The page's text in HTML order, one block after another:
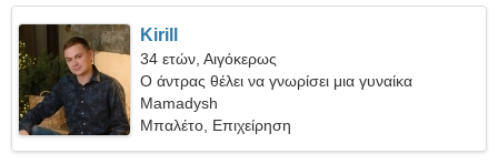
Kirill
34 ετών, Αιγόκερως
Ο άντρας θέλει να γνωρίσει μια γυναίκα
Mamadysh
Μπαλέτο, Επιχείρηση